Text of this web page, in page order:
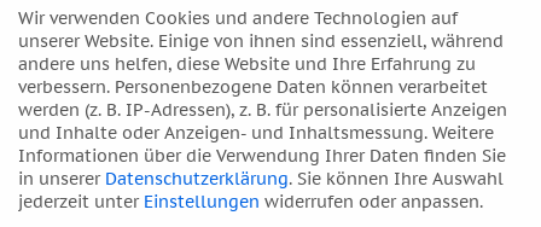
Mitarbeiter*innen dieser Astrologieschule in Hamburg.
Doch für alle Interessierten an diesem Thema wird es
im November ein Webinar über drei Abende geben, alle
Infos und die Anmeldung gibt es unter diesem Link:
Online-Fortbildung Konsultationshoroskop.
Samstag 30. August 2025, 13-
Wir verwenden Cookies und andere Technologien auf
unserer Website. Einige von ihnen sind essenziell, während
andere uns helfen, diese Website und Ihre Erfahrung zu
verbessern. Personenbezogene Daten können verarbeitet
werden (z. B. IP-Adressen), z. B. für personalisierte Anzeigen
und Inhalte oder Anzeigen- und Inhaltsmessung. Weitere
Informationen über die Verwendung Ihrer Daten finden Sie
in unserer Datenschutzerklärung. Sie können Ihre Auswahl
jederzeit unter Einstellungen widerrufen oder anpassen.